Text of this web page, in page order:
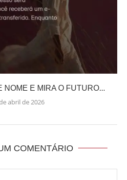
NOME E MIRA O FUTURO...
abril de 2026
COMENTÁRIO